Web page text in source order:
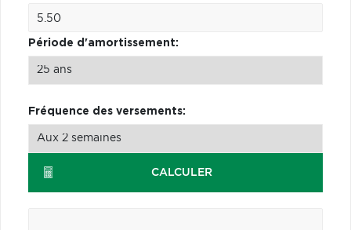
Période d'amortissement:
Fréquence des versements:
CALCULER